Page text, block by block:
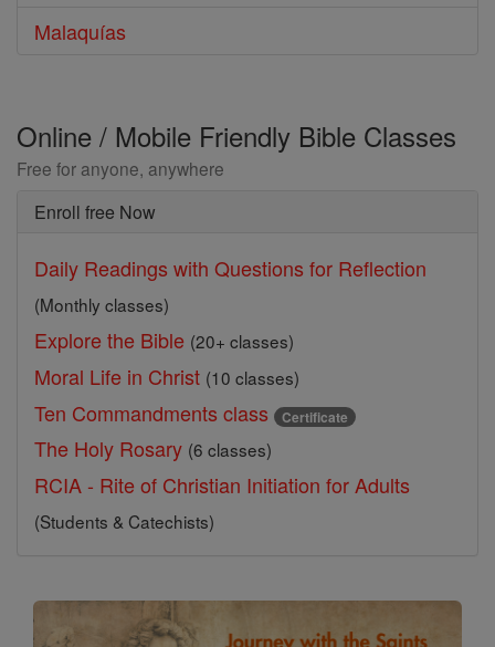
Malaquías
Online / Mobile Friendly Bible Classes
Free for anyone, anywhere
Enroll free Now
Daily Readings with Questions for Reflection
(Monthly classes)
Explore the Bible (20+ classes)
Moral Life in Christ (10 classes)
Ten Commandments class Certificate
The Holy Rosary (6 classes)
RCIA - Rite of Christian Initiation for Adults
(Students & Catechists)